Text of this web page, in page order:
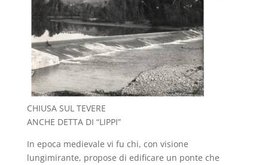
CHIUSA SUL TEVERE
ANCHE DETTA DI “LIPPI”
In epoca medievale vi fu chi, con visione
lungimirante, propose di edificare un ponte che